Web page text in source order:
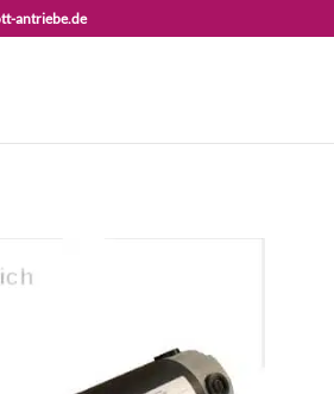
antriebe.de